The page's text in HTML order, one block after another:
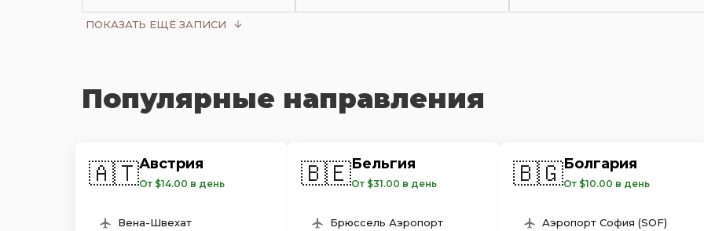
ПОКАЗАТЬ ЕЩЁ ЗАПИСИ
Популярные направления
🇦🇹Австрия
От $14.00 в день
Вена-Швехат
🇧🇪Бельгия
От $31.00 в день
Брюссель Аэропорт
🇧🇬Болгария
От $10.00 в день
Аэропорт София (SOF)